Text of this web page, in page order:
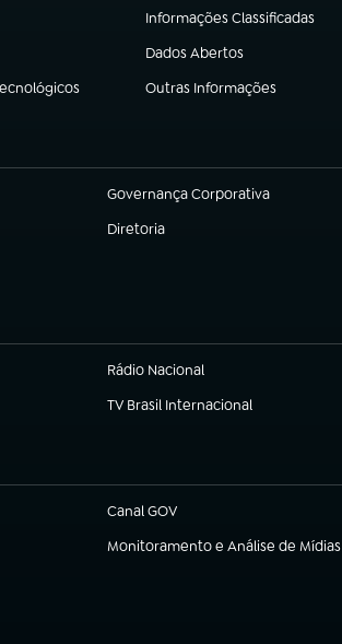
Informações Classificadas
(abre em nova aba)
Dados Abertos
(abre em nova aba)
Outras Informações
(abre em nova aba)
Governança Corporativa
(abre em nova aba)
Diretoria
(abre em nova aba)
Rádio Nacional
TV Brasil Internacional
(abre em nova aba)
Canal GOV
(abre em nova aba)
Monitoramento e Análise de Mídias
(abre em nova aba)